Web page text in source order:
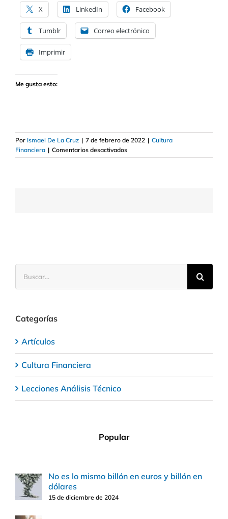
X LinkedIn Facebook
Tumblr Correo electrónico
Imprimir
Me gusta esto:
Por Ismael De La Cruz | 7 de febrero de 2022 | Cultura
Financiera | Comentarios desactivadosen
Tipos
Categorías
Artículos
Cultura Financiera
Lecciones Análisis Técnico
Popular
No es lo mismo billón en euros y billón en
dólares
15 de diciembre de 2024